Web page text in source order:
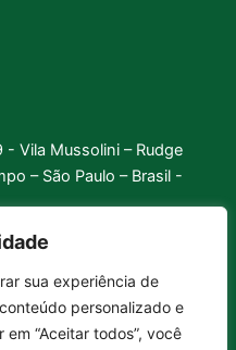
sua experiência de
personalizado e
“Aceitar todos”, você
- Vila Mussolini – Rudge
– São Paulo – Brasil -